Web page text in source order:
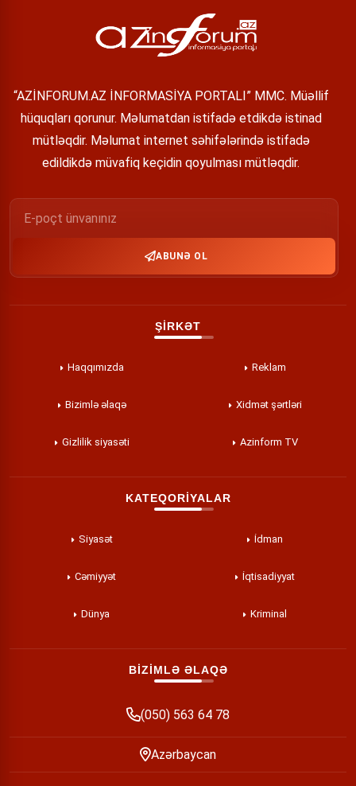
“AZİNFORUM.AZ İNFORMASİYA PORTALI” MMC. Müəllif
hüquqları qorunur. Məlumatdan istifadə etdikdə istinad
mütləqdir. Məlumat internet səhifələrində istifadə
edildikdə müvafiq keçidin qoyulması mütləqdir.
ABUNƏ OL
ŞİRKƏT
Haqqımızda Reklam
Bizimlə əlaqə Xidmət şərtləri
Gizlilik siyasəti Azinform TV
KATEQORİYALAR
Siyasət İdman
Cəmiyyət İqtisadiyyat
Dünya Kriminal
BİZİMLƏ ƏLAQƏ
(050) 563 64 78
Azərbaycan